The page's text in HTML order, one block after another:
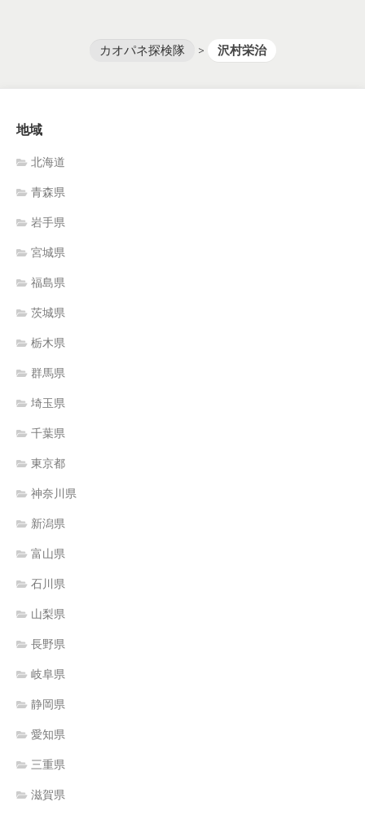
カオパネ探検隊 > 沢村栄治
地域
北海道
青森県
岩手県
宮城県
福島県
茨城県
栃木県
群馬県
埼玉県
千葉県
東京都
神奈川県
新潟県
富山県
石川県
山梨県
長野県
岐阜県
静岡県
愛知県
三重県
滋賀県